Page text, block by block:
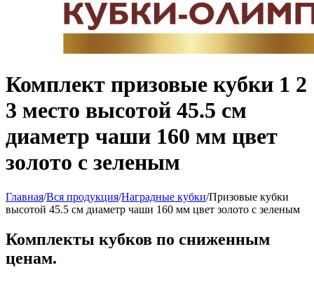
Комплект призовые кубки 1 2
3 место высотой 45.5 см
диаметр чаши 160 мм цвет
золото с зеленым
Главная/Вся продукция/Наградные кубки/Призовые кубки
высотой 45.5 см диаметр чаши 160 мм цвет золото с зеленым
Комплекты кубков по сниженным
ценам.